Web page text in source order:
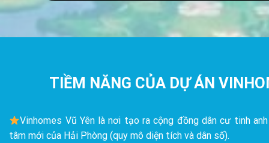
TIỀM NĂNG CỦA DỰ ÁN
Vinhomes Vũ Yên là nơi tạo ra cộng đồng dân cư tinh
tâm mới của Hải Phòng (quy mô diện tích và dân số).